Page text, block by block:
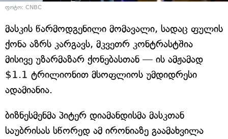
ფოტო: CNBC
მასკის წარმოდგენილი მომავალი, სადაც ფულის
ქონა აზრს კარგავს, მკვეთრ კონტრასტშია
მისივე უზარმაზარ ქონებასთან — ის ამჟამად
$1.1 ტრილიონით მსოფლიოს უმდიდრესი
ადამიანია.
ბიზნესმენმა პიტერ დიამანდისმა მასკთან
საუბრისას სწორედ ამ ირონიაზე გაამახვილა